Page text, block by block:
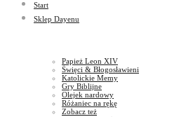
God
Start
Sklep Dayenu
Papież Leon XIV
Święci & Błogosławieni
Katolickie Memy
Gry Biblijne
Olejek nardowy
Różaniec na rękę
Zobacz też